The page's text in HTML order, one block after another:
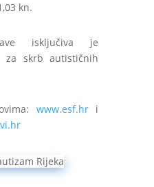
kn.
isključiva je
za skrb autističnih
www.esf.hri